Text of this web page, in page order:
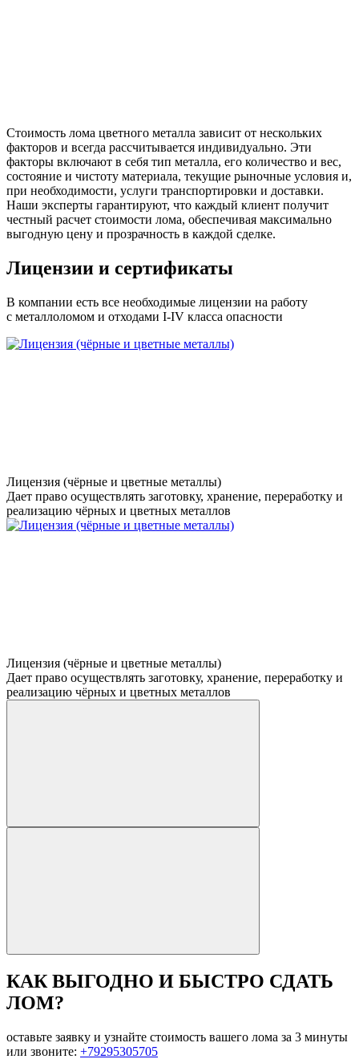
Стоимость лома цветного металла зависит от нескольких
факторов и всегда рассчитывается индивидуально. Эти
факторы включают в себя тип металла, его количество и вес,
состояние и чистоту материала, текущие рыночные условия и,
при необходимости, услуги транспортировки и доставки.
Наши эксперты гарантируют, что каждый клиент получит
честный расчет стоимости лома, обеспечивая максимально
выгодную цену и прозрачность в каждой сделке.
Лицензии и сертификаты
В компании есть все необходимые лицензии на работу
с металлоломом и отходами I-IV класса опасности
Лицензия (чёрные и цветные металлы)
Дает право осуществлять заготовку, хранение, переработку и
реализацию чёрных и цветных металлов
Лицензия (чёрные и цветные металлы)
Дает право осуществлять заготовку, хранение, переработку и
реализацию чёрных и цветных металлов
КАК ВЫГОДНО И БЫСТРО СДАТЬ
ЛОМ?
оставьте заявку и узнайте стоимость вашего лома за 3 минуты
или звоните: +79295305705